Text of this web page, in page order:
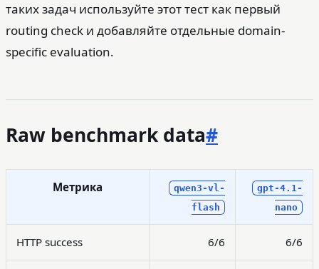
таких задач используйте этот тест как первый
routing check и добавляйте отдельные domain-
specific evaluation.
Raw benchmark data#
Метрика
qwen3-vl-
flash
gpt-4.1-
nano
HTTP success 6/6 6/6